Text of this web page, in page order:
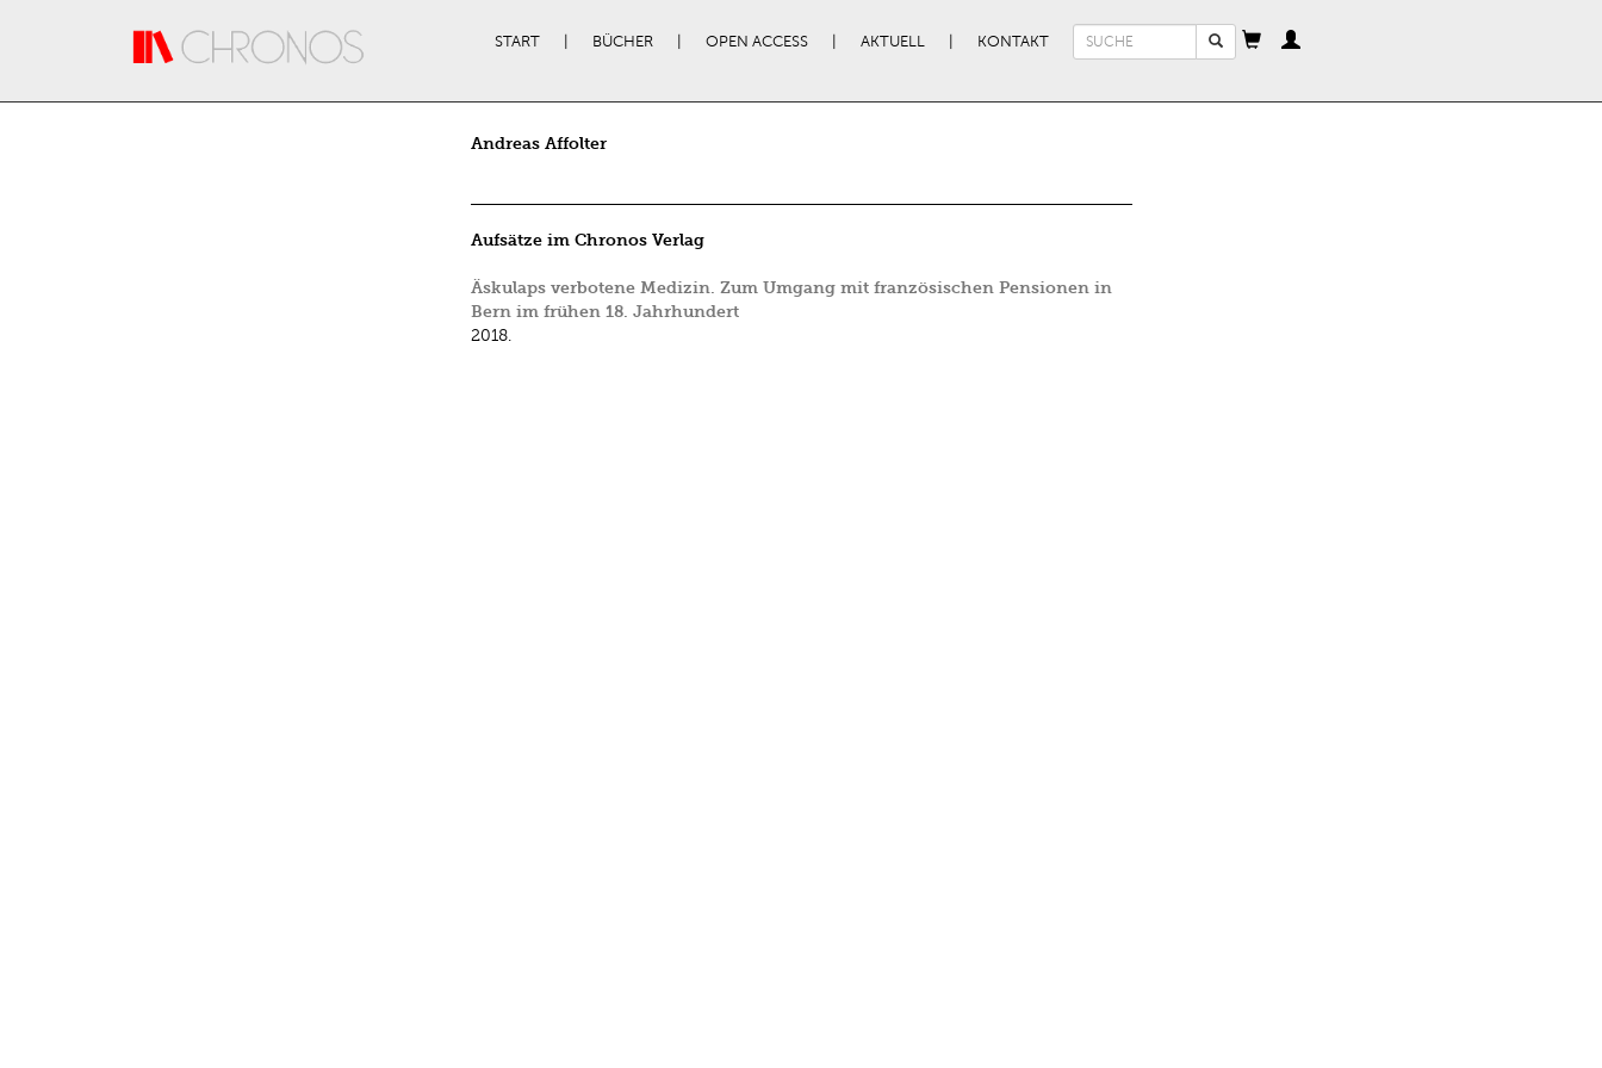
START BÜCHER OPEN ACCESS AKTUELL KONTAKT
Suchformular
Andreas Affolter
Aufsätze im Chronos Verlag
Äskulaps verbotene Medizin. Zum Umgang mit französischen Pensionen in
Bern im frühen 18. Jahrhundert
2018.